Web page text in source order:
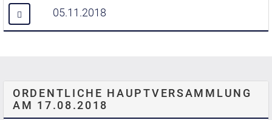
05.11.2018
ORDENTLICHE HAUPTVERSAMMLUNG
AM 17.08.2018